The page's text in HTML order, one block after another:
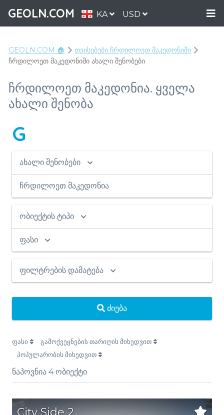
GEOLN.COM KA USD
GEOLN.COM 🏠
თვისებები ჩრდილოეთ მაკედონიში
ჩრდილოეთ მაკედონიში ახალი შენობები
ჩრდილოეთ მაკედონია. ყველა
ახალი შენობა
G
ახალი შენობები
ჩრდილოეთ მაკედონია
ობიექტის ტიპი
ფასი
ფილტრების დამატება
ძიება
ფასი
გამოქვეყნების თარიღის მიხედვით
პოპულარობის მიხედვით
ნაპოვნია 4ობიექტი
City Side 2